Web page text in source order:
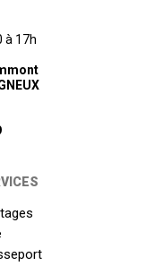
à 17h